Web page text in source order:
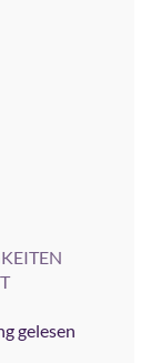
gelesen